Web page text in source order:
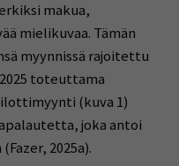
makua,
mielikuvaa. Tämän
myynnissä rajoitettu
toteuttama
(kuva 1)
joka antoi
2025a).